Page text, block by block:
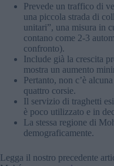
Prevede un traffico di
una piccola strada di
unitari”, una misura in
contano come 2-3
confronto).
Include già la crescita
mostra un aumento
Pertanto, non c’è
quattro corsie.
Il servizio di traghetti
è poco utilizzato e in
La stessa regione di
demograficamente.
Legga il nostro precedente